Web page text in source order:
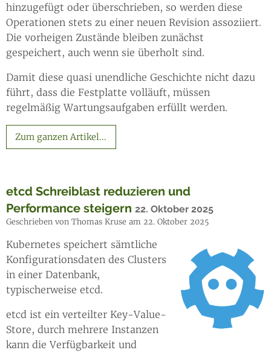
hinzugefügt oder überschrieben, so werden diese
Operationen stets zu einer neuen Revision assoziiert.
Die vorheigen Zustände bleiben zunächst
gespeichert, auch wenn sie überholt sind.
Damit diese quasi unendliche Geschichte nicht dazu
führt, dass die Festplatte volläuft, müssen
regelmäßig Wartungsaufgaben erfüllt werden.
Zum ganzen Artikel...
etcd Schreiblast reduzieren und
Performance steigern 22. Oktober 2025
Geschrieben von Thomas Kruse am 22. Oktober 2025
Kubernetes speichert sämtliche
Konfigurationsdaten des Clusters
in einer Datenbank,
typischerweise etcd.
etcd ist ein verteilter Key-Value-
Store, durch mehrere Instanzen
kann die Verfügbarkeit und